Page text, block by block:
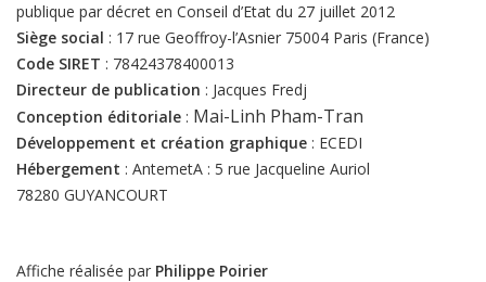
publique par décret en Conseil d’Etat du 27 juillet 2012
Siège social : 17 rue Geoffroy-l’Asnier 75004 Paris (France)
Code SIRET : 78424378400013
Directeur de publication : Jacques Fredj
Conception éditoriale : Mai-Linh Pham-Tran
Développement et création graphique : ECEDI
Hébergement : AntemetA : 5 rue Jacqueline Auriol
78280 GUYANCOURT
Affiche réalisée par Philippe Poirier